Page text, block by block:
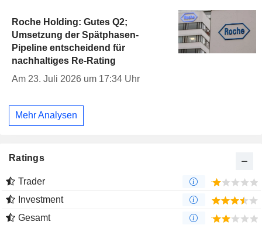
Roche Holding: Gutes Q2;
Umsetzung der Spätphasen-
Pipeline entscheidend für
nachhaltiges Re-Rating
Am 23. Juli 2026 um 17:34 Uhr
Mehr Analysen
Ratings
Trader
Investment
Gesamt